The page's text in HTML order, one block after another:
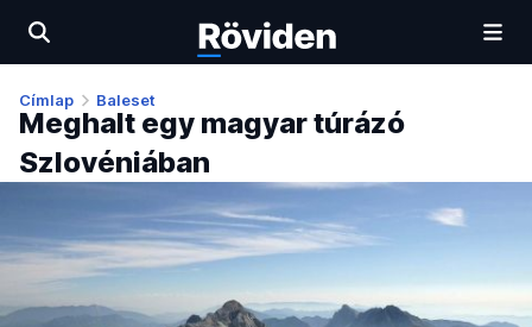
Címlap Baleset
Meghalt egy magyar túrázó
Szlovéniában